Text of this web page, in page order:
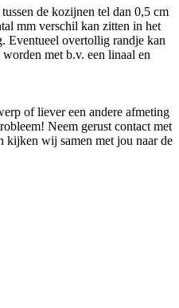
de kozijnen tel dan 0,5 cm
mm verschil kan zitten in het
Eventueel overtollig randje kan
met b.v. een linaal en
of liever een andere afmeting
Neem gerust contact met
kijken wij samen met jou naar de